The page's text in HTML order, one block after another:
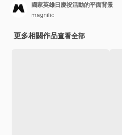
國家英雄日慶祝活動的平面背景
magnific
更多相關作品查看全部